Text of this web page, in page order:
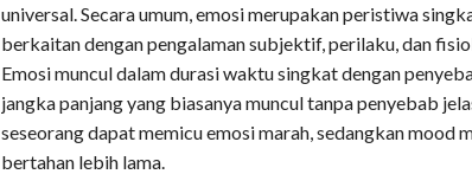
universal. Secara umum, emosi merupakan peristiwa
berkaitan dengan pengalaman subjektif, perilaku, dan
Emosi muncul dalam durasi waktu singkat dengan
jangka panjang yang biasanya muncul tanpa penyebab
seseorang dapat memicu emosi marah, sedangkan mood
bertahan lebih lama.